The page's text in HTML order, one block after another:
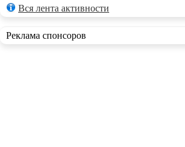
Вся лента активности
Реклама спонсоров